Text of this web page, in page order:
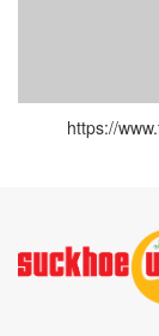
https://